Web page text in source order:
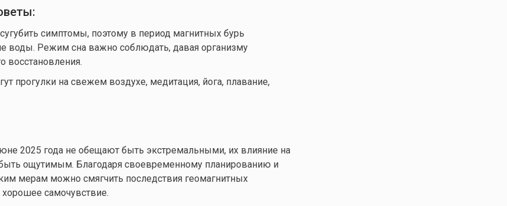
симптомы, поэтому в период магнитных бурь
воды. Режим сна важно соблюдать, давая организму
восстановления.
прогулки на свежем воздухе, медитация, йога, плавание,
2025 года не обещают быть экстремальными, их влияние на
ощутимым. Благодаря своевременному планированию и
мерам можно смягчить последствия геомагнитных
самочувствие.